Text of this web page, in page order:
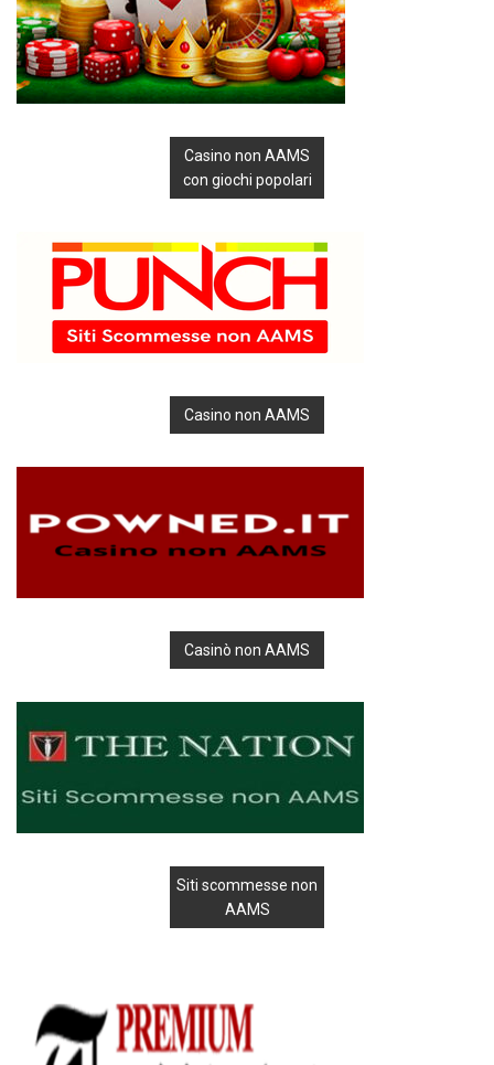
Casino non AAMS
con giochi popolari
Casino non AAMS
Casinò non AAMS
Siti scommesse non
AAMS